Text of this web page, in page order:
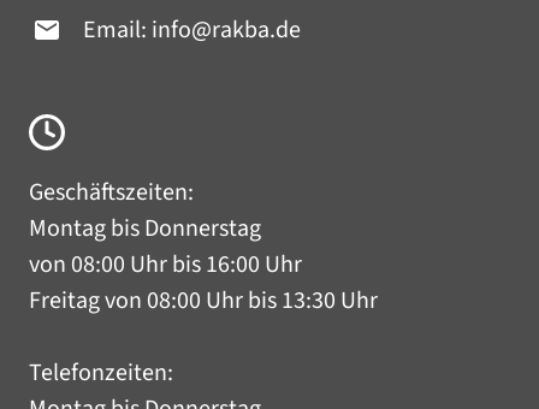
Email: info@rakba.de
Geschäftszeiten:
Montag bis Donnerstag
von 08:00 Uhr bis 16:00 Uhr
Freitag von 08:00 Uhr bis 13:30 Uhr
Telefonzeiten: